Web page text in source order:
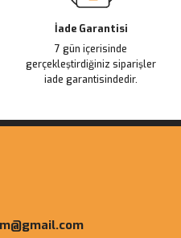
İade Garantisi
7 gün içerisinde
gerçekleştirdiğiniz siparişler
iade garantisindedir.